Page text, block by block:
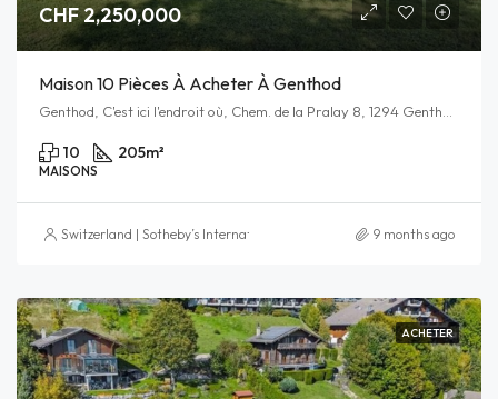
CHF 2,250,000
Maison 10 Pièces À Acheter À Genthod
10 205m²
MAISONS
Switzerland | Sotheby’s International Realty 9 months ago
ACHETER